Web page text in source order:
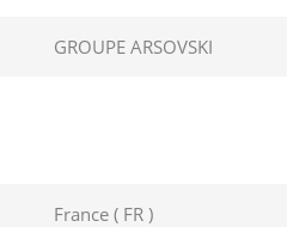
GROUPE ARSOVSKI
France ( FR )